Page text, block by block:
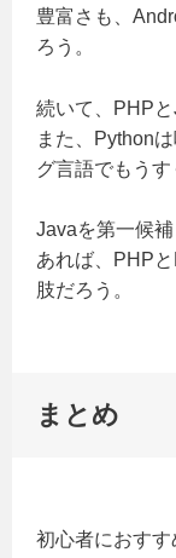
豊富さも、
ろう。
続いて、PHPと
また、Python
グ言語でもうす
Javaを第一候
あれば、PHP
肢だろう。
まとめ
初心者におす